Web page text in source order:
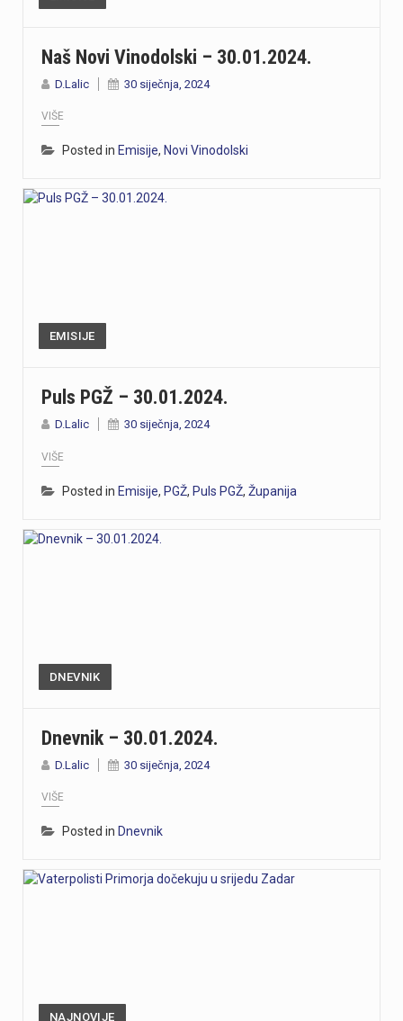
Naš Novi Vinodolski – 30.01.2024.
D.Lalic 30 siječnja, 2024
VIŠE
Posted in Emisije, Novi Vinodolski
EMISIJE
Puls PGŽ – 30.01.2024.
D.Lalic 30 siječnja, 2024
VIŠE
Posted in Emisije, PGŽ, Puls PGŽ, Županija
DNEVNIK
Dnevnik – 30.01.2024.
D.Lalic 30 siječnja, 2024
VIŠE
Posted in Dnevnik
NAJNOVIJE